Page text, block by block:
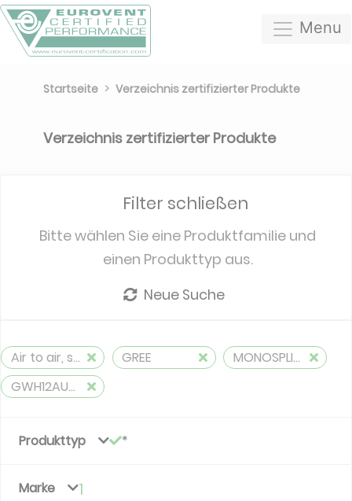
Menu
Startseite Verzeichnis zertifizierter Produkte
Verzeichnis zertifizierter Produkte
Filter schließen
Bitte wählen Sie eine Produktfamilie und
einen Produkttyp aus.
Neue Suche
Air to air, split, reversible (≤ 12 kW) GREE
MONOSPLITS
GWH12AUCXB-K6DNA1A
Produkttyp
Marke 1